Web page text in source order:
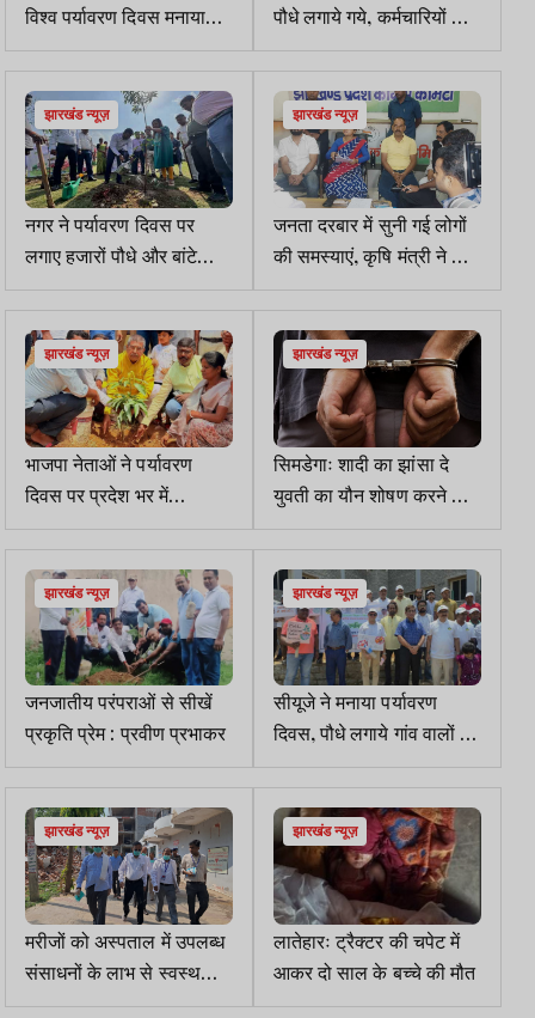
विश्व पर्यावरण दिवस मनाया
गया, बच्चों ने पर्यावरण सुरक्षा
पर नृत्य किया
पौधे लगाये गये, कर्मचारियों के
बीच बांटे गये पौधे
झारखंड न्यूज़
नगर ने पर्यावरण दिवस पर
लगाए हजारों पौधे और बांटे
कपड़े के थैले
झारखंड न्यूज़
जनता दरबार में सुनी गई लोगों
की समस्याएं, कृषि मंत्री ने दिए
निर्देश
झारखंड न्यूज़
भाजपा नेताओं ने पर्यावरण
दिवस पर प्रदेश भर में
वृक्षारोपण किया
झारखंड न्यूज़
सिमडेगाः शादी का झांसा दे
युवती का यौन शोषण करने का
आरोपी अरेस्ट
झारखंड न्यूज़
जनजातीय परंपराओं से सीखें
प्रकृति प्रेम : प्रवीण प्रभाकर
झारखंड न्यूज़
सीयूजे ने मनाया पर्यावरण
दिवस, पौधे लगाये गांव वालों को
ऑर्गेनिक खेती सिखाई
झारखंड न्यूज़
मरीजों को अस्पताल में उपलब्ध
संसाधनों के लाभ से स्वस्थ
होगा पलामू: आयुक्त
झारखंड न्यूज़
लातेहारः ट्रैक्‍टर की चपेट में
आकर दो साल के बच्‍चे की मौत